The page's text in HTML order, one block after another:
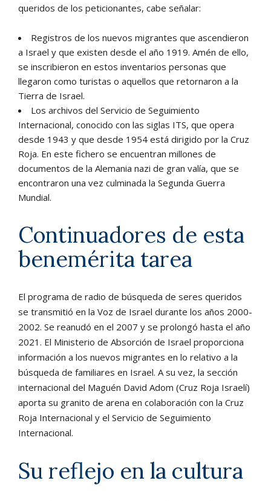
queridos de los peticionantes, cabe señalar:
Registros de los nuevos migrantes que ascendieron
a Israel y que existen desde el año 1919. Amén de ello,
se inscribieron en estos inventarios personas que
llegaron como turistas o aquellos que retornaron a la
Tierra de Israel.
Los archivos del Servicio de Seguimiento
Internacional, conocido con las siglas ITS, que opera
desde 1943 y que desde 1954 está dirigido por la Cruz
Roja. En este fichero se encuentran millones de
documentos de la Alemania nazi de gran valía, que se
encontraron una vez culminada la Segunda Guerra
Mundial.
Continuadores de esta
benemérita tarea
El programa de radio de búsqueda de seres queridos
se transmitió en la Voz de Israel durante los años 2000-
2002. Se reanudó en el 2007 y se prolongó hasta el año
2021. El Ministerio de Absorción de Israel proporciona
información a los nuevos migrantes en lo relativo a la
búsqueda de familiares en Israel. A su vez, la sección
internacional del Maguén David Adom (Cruz Roja Israelí)
aporta su granito de arena en colaboración con la Cruz
Roja Internacional y el Servicio de Seguimiento
Internacional.
Su reflejo en la cultura